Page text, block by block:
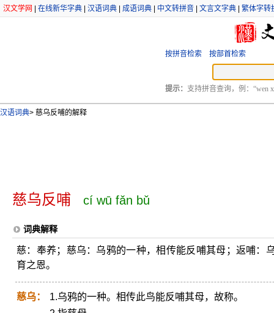
汉文学网 在线新华字典 汉语词典 成语词典 中文转拼音 文言文字典 繁体字转
按拼音检索 按部首检索
提示： 支持拼音查询，例：“wen
汉语词典> 慈乌反哺的解释
慈乌反哺 cí wū fǎn bǔ
词典解释
慈：奉养；慈乌：乌鸦的一种，相传能反哺其母；返哺：
育之恩。
慈乌：
1.乌鸦的一种。相传此鸟能反哺其母，故称。